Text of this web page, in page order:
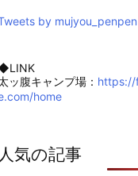
by mujyou_penpen
ッ腹キャンプ場： https://
home
人気の記事